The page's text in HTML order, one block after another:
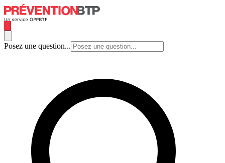
Posez une question...